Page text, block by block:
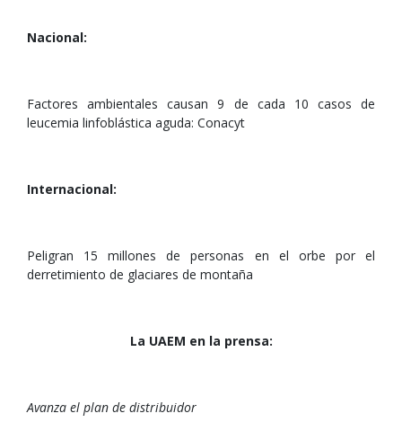
Nacional:
Factores ambientales causan 9 de cada 10 casos de
leucemia linfoblástica aguda: Conacyt
Internacional:
Peligran 15 millones de personas en el orbe por el
derretimiento de glaciares de montaña
La UAEM en la prensa:
Avanza el plan de distribuidor